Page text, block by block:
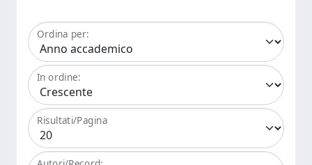
Ordina per:
In ordine:
Risultati/Pagina